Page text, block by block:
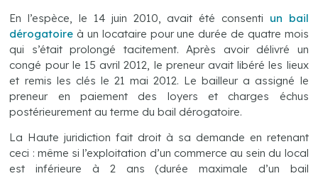
En l’espèce, le 14 juin 2010, avait été consenti un bail
dérogatoire à un locataire pour une durée de quatre mois
qui s’était prolongé tacitement. Après avoir délivré un
congé pour le 15 avril 2012, le preneur avait libéré les lieux
et remis les clés le 21 mai 2012. Le bailleur a assigné le
preneur en paiement des loyers et charges échus
postérieurement au terme du bail dérogatoire.
La Haute juridiction fait droit à sa demande en retenant
ceci : même si l’exploitation d’un commerce au sein du local
est inférieure à 2 ans (durée maximale d’un bail